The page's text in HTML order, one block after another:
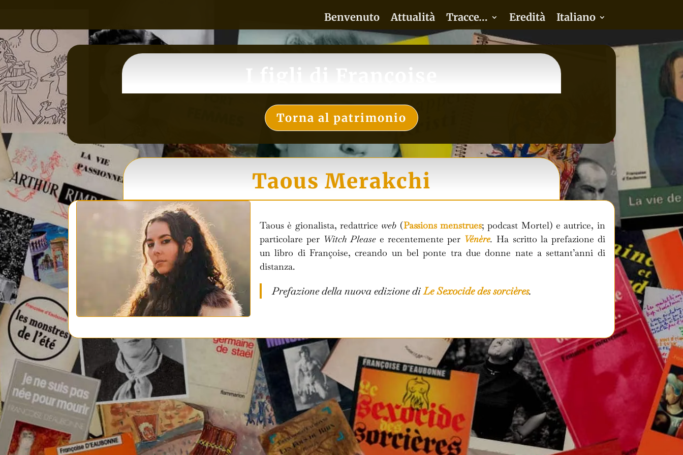
Benvenuto Attualità Tracce… Eredità Italiano
Torna al patrimonio
Taous Merakchi
Taous è gionalista, redattrice web (Passions menstrues; podcast Mortel) e autrice, in
particolare per Witch Please e recentemente per Vénère. Ha scritto la prefazione di
un libro di Françoise, creando un bel ponte tra due donne nate a settant’anni di
distanza.
Prefazione della nuova edizione diLe Sexocide des sorcières.